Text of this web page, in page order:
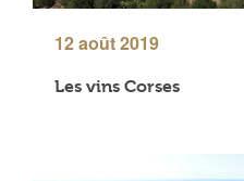
12 août 2019
Les vins Corses